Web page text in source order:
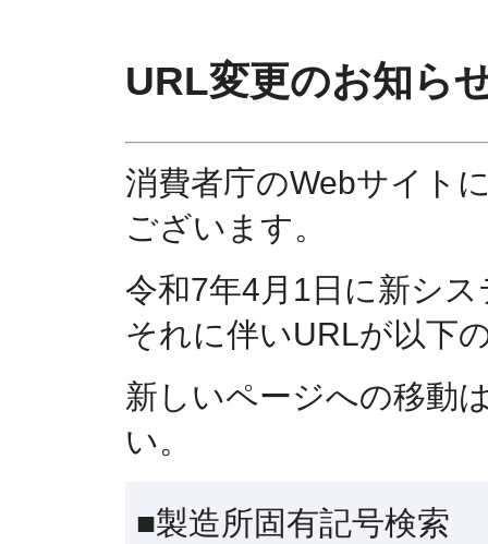
URL変更のお知ら
消費者庁のWebサイト
ございます。
令和7年4月1日に新シ
それに伴いURLが以下
新しいページへの移動
い。
■製造所固有記号検索